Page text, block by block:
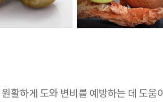
활하게 도와 변비를 예방하는 데 도움이